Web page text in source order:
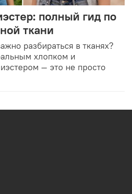
полный гид по
ткани
разбираться в тканях?
хлопком и
— это не просто